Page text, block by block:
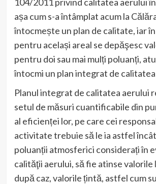
așa cum s-a întâmplat acum la
întocmește un plan de calitate, iar
pentru același areal se depăşesc
pentru doi sau mai mulți poluanți,
întocmi un plan integrat de
Planul integrat de calitatea aerului
setul de măsuri cuantificabile din
al eficienței lor, pe care cei
activitate trebuie să le ia astfel
poluanții atmosferici considerați în
calităţii aerului, să fie atinse valorile
după caz, valorile țintă, astfel cum